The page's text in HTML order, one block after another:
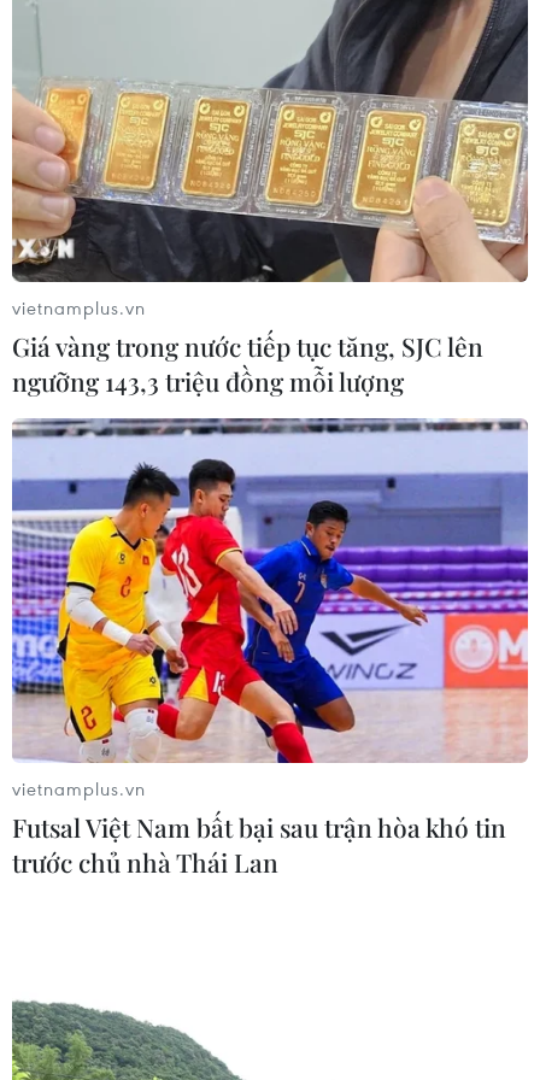
Quỹ tái tranh cử của ông Trump vận động
được số tiền cao kỷ lục
12/05/2020 06:07
Tháng trước, chiến dịch tái tranh cử của Tổng thống
Trump và Ủy ban Quốc gia đảng Cộng hòa (RNC) đã
vận động được 61,7 triệu USD, nâng tổng số tiền gây
quỹ của ông chủ Nhà Trắng lên 255 triệu USD.
Trợ lý Tổng thống Mỹ: Cuộc bầu cử có thể
vietnamplus.vn
Giá vàng trong nước tiếp tục tăng, SJC lên
ngưỡng 143,3 triệu đồng mỗi lượng
vietnamplus.vn
Futsal Việt Nam bất bại sau trận hòa khó tin
trước chủ nhà Thái Lan